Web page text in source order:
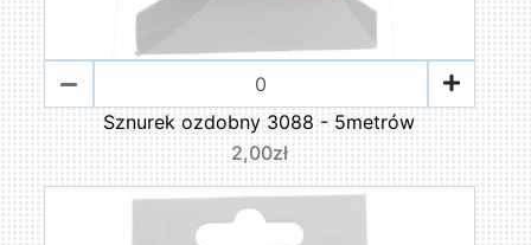
Sznurek ozdobny 3088 - 5metrów
2,00zł